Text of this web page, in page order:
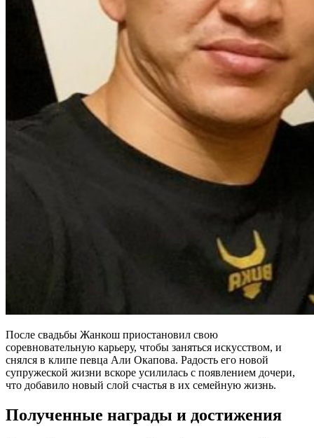
После свадьбы Жанкош приостановил свою
соревновательную карьеру, чтобы заняться искусством, и
снялся в клипе певца Али Окапова. Радость его новой
супружеской жизни вскоре усилилась с появлением дочери,
что добавило новый слой счастья в их семейную жизнь.
Полученные награды и достижения